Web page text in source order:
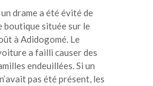
drame a été évité de
boutique située sur le
à Adidogomé. Le
a failli causer des
endeuillées. Si un
pas été présent, les